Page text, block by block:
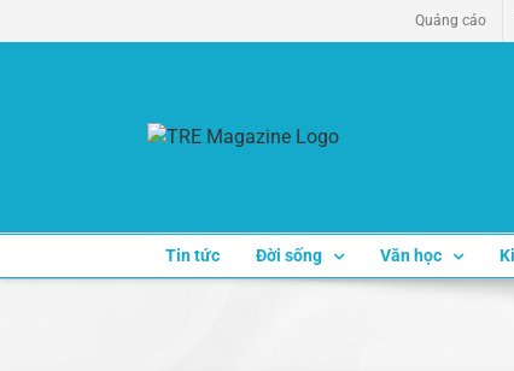
to
Quảng cáo
Tin tức Đời sống Văn học